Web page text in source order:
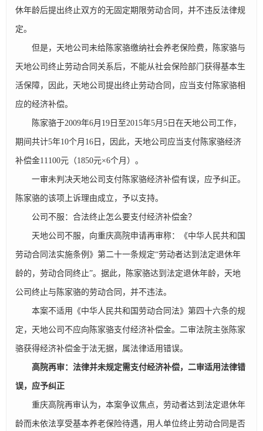
休年龄后提出终止双方的无固定期限劳动合同，并不违反法律规
定。
但是，天地公司未给陈家骆缴纳社会养老保险费，陈家骆与
天地公司终止劳动合同关系后，不能从社会保险部门获得基本生
活保障，因此，天地公司提出终止劳动合同，应当支付陈家骆相
应的经济补偿。
陈家骆于2009年6月19日至2015年5月5日在天地公司工作，
期间共计5年10个月16日，因此，天地公司应当支付陈家骆经济
补偿金11100元（1850元×6个月）。
一审未判决天地公司支付陈家骆经济补偿有误，应予纠正。
陈家骆的该项上诉理由成立，予以支持。
公司不服：合法终止怎么要支付经济补偿金？
天地公司不服，向重庆高院申请再审称：《中华人民共和国
劳动合同法实施条例》第二十一条规定“劳动者达到法定退休年
龄的，劳动合同终止”。据此，陈家骆达到法定退休年龄，天地
公司终止与陈家骆的劳动合同，并不违法。
本案不适用《中华人民共和国劳动合同法》第四十六条的规
定，天地公司不应向陈家骆支付经济补偿金。二审法院主张陈家
骆获得经济补偿金于法无据，属法律适用错误。
高院再审：法律并未规定需支付经济补偿，二审适用法律错
误，应予纠正
重庆高院再审认为，本案争议焦点，劳动者达到法定退休年
龄而未依法享受基本养老保险待遇，用人单位终止劳动合同是否